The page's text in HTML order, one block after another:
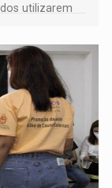
utilizarem